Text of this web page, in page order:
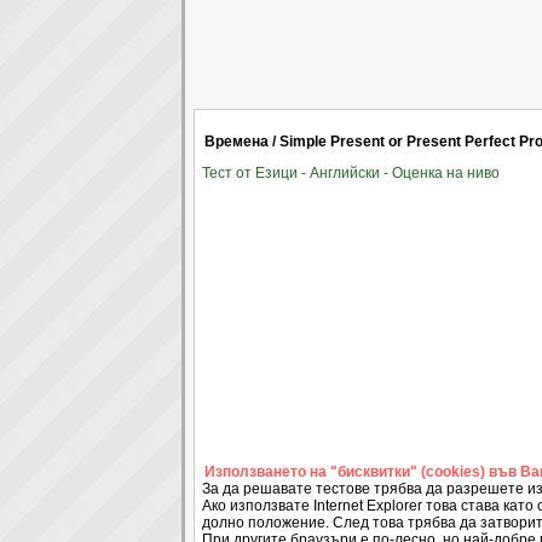
Времена / Simple Present or Present Perfect
Тест от Езици - Английски - Оценка на ниво
Използването на "бисквитки" (cookies) във
За да решавате тестове трябва да разрешете
Ако използвате Internet Explorer това става
долно положение. След това трябва да